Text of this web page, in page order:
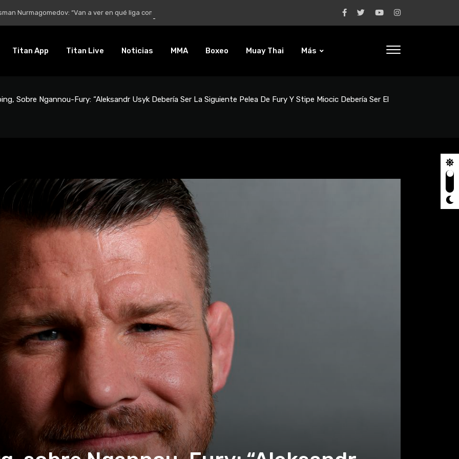
“Van a ver en qué liga competirá”
Titan App Titan Live Noticias MMA Boxeo Muay Thai Más
Sobre Ngannou-Fury: “Aleksandr Usyk Debería Ser La Siguiente Pelea De Fury Y Stipe Miocic Debería Ser El